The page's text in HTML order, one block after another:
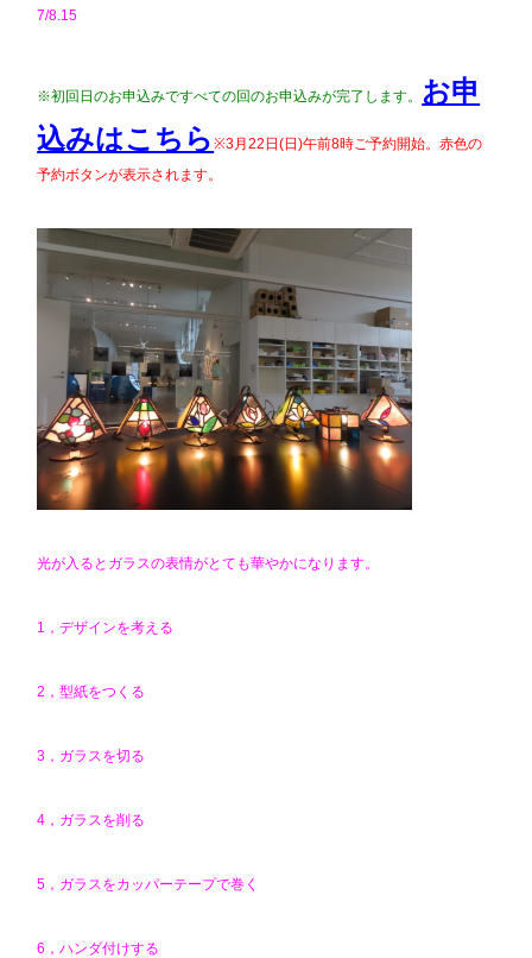
7/8.15
※初回日のお申込みですべての回のお申込みが完了します。 お申
込みはこちら※3月22日(日)午前8時ご予約開始。赤色の
予約ボタンが表示されます。
光が入るとガラスの表情がとても華やかになります。
1，デザインを考える
2，型紙をつくる
3，ガラスを切る
4，ガラスを削る
5，ガラスをカッパーテープで巻く
6，ハンダ付けする